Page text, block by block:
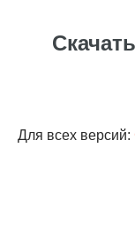
Для всех версий: